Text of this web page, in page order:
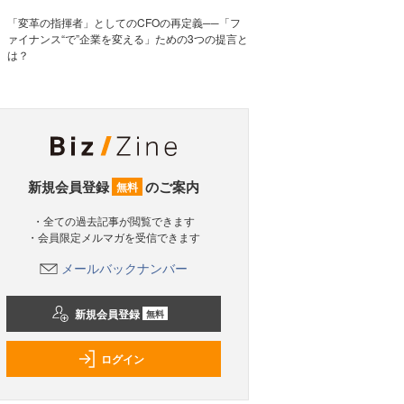
「変革の指揮者」としてのCFOの再定義──「フ
ァイナンス“で”企業を変える」ための3つの提言と
は？
新規会員登録 無料 のご案内
・全ての過去記事が閲覧できます
・会員限定メルマガを受信できます
メールバックナンバー
新規会員登録 無料
ログイン